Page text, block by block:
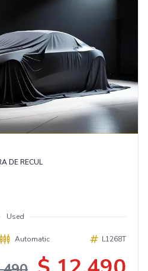
DE RECUL
Used
Automatic L1268T